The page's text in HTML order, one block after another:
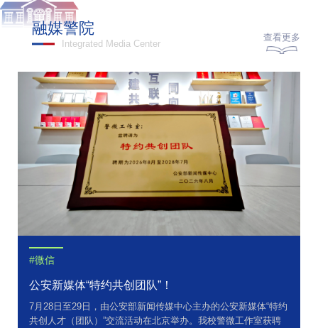
融媒警院
Integrated Media Center
查看更多
#微信
公安新媒体“特约共创团队”！
7月28日至29日，由公安部新闻传媒中心主办的公安新媒体“特约
共创人才（团队）”交流活动在北京举办。我校警微工作室获聘